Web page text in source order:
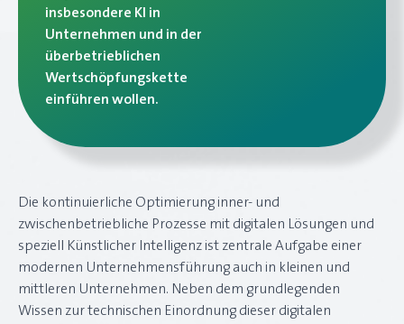
insbesondere KI in
Unternehmen und in der
überbetrieblichen
Wertschöpfungskette
einführen wollen.
Die kontinuierliche Optimierung inner- und
zwischenbetriebliche Prozesse mit digitalen Lösungen und
speziell Künstlicher Intelligenz ist zentrale Aufgabe einer
modernen Unternehmensführung auch in kleinen und
mittleren Unternehmen. Neben dem grundlegenden
Wissen zur technischen Einordnung dieser digitalen